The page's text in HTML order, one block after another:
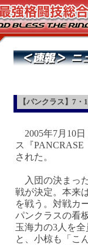
【パンクラス】7
2005年7月10
ス『
された。
入団の決まっ
戦が決定。本来
を戦う。対戦カ
パンクラスの看
玉海力の3人を
と、小椋も「こ